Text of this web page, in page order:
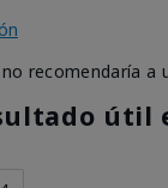
recomendaría a
útil